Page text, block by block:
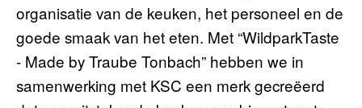
organisatie van de keuken, het personeel en de
goede smaak van het eten. Met “WildparkTaste
- Made by Traube Tonbach” hebben we in
samenwerking met KSC een merk gecreëerd